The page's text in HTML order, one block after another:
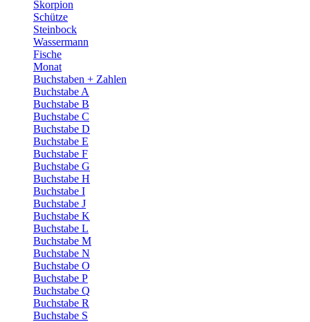
Skorpion
Schütze
Steinbock
Wassermann
Fische
Monat
Buchstaben + Zahlen
Buchstabe A
Buchstabe B
Buchstabe C
Buchstabe D
Buchstabe E
Buchstabe F
Buchstabe G
Buchstabe H
Buchstabe I
Buchstabe J
Buchstabe K
Buchstabe L
Buchstabe M
Buchstabe N
Buchstabe O
Buchstabe P
Buchstabe Q
Buchstabe R
Buchstabe S